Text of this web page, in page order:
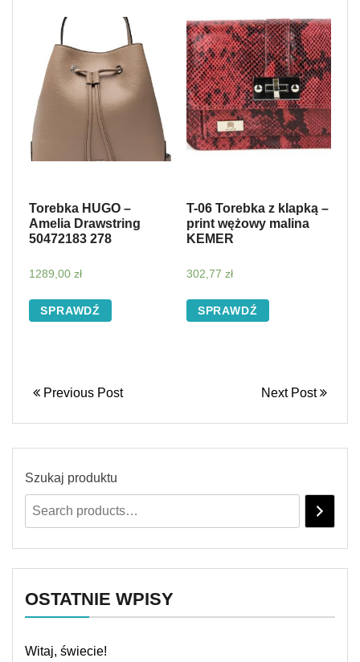
Torebka HUGO –
Amelia Drawstring
50472183 278
1289,00 zł
SPRAWDŹ
T-06 Torebka z klapką –
print wężowy malina
KEMER
302,77 zł
SPRAWDŹ
Previous Post Next Post
Szukaj produktu
OSTATNIE WPISY
Witaj, świecie!